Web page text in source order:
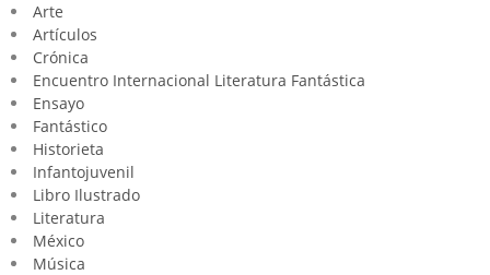
Arte
Artículos
Crónica
Encuentro Internacional Literatura Fantástica
Ensayo
Fantástico
Historieta
Infantojuvenil
Libro Ilustrado
Literatura
México
Música